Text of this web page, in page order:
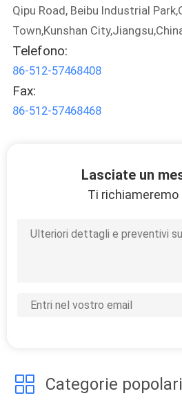
Qipu Road, Beibu Industrial
Town,Kunshan
Telefono:
86-512-57468408
Fax:
86-512-57468468
Lasciate un
Ti richiameremo
Categorie popolari